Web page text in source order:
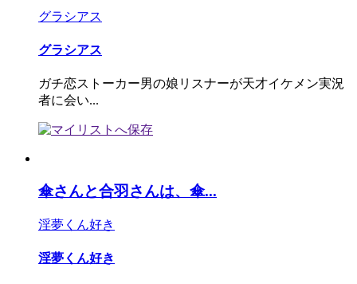
グラシアス
グラシアス
ガチ恋ストーカー男の娘リスナーが天才イケメン実況
者に会い...
傘さんと合羽さんは、傘...
淫夢くん好き
淫夢くん好き